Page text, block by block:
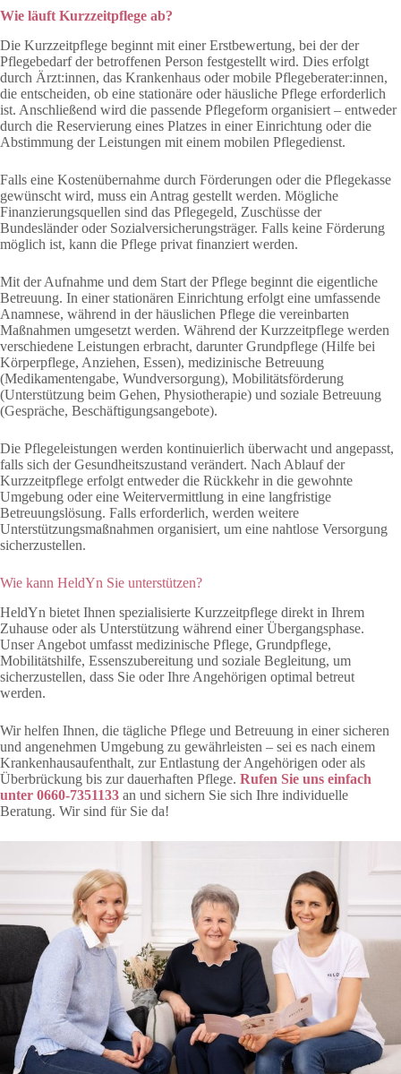
Wie läuft Kurzzeitpflege ab?
Die Kurzzeitpflege beginnt mit einer Erstbewertung, bei der der
Pflegebedarf der betroffenen Person festgestellt wird. Dies erfolgt
durch Ärzt:innen, das Krankenhaus oder mobile Pflegeberater:innen,
die entscheiden, ob eine stationäre oder häusliche Pflege erforderlich
ist. Anschließend wird die passende Pflegeform organisiert – entweder
durch die Reservierung eines Platzes in einer Einrichtung oder die
Abstimmung der Leistungen mit einem mobilen Pflegedienst.
Falls eine Kostenübernahme durch Förderungen oder die Pflegekasse
gewünscht wird, muss ein Antrag gestellt werden. Mögliche
Finanzierungsquellen sind das Pflegegeld, Zuschüsse der
Bundesländer oder Sozialversicherungsträger. Falls keine Förderung
möglich ist, kann die Pflege privat finanziert werden.
Mit der Aufnahme und dem Start der Pflege beginnt die eigentliche
Betreuung. In einer stationären Einrichtung erfolgt eine umfassende
Anamnese, während in der häuslichen Pflege die vereinbarten
Maßnahmen umgesetzt werden. Während der Kurzzeitpflege werden
verschiedene Leistungen erbracht, darunter Grundpflege (Hilfe bei
Körperpflege, Anziehen, Essen), medizinische Betreuung
(Medikamentengabe, Wundversorgung), Mobilitätsförderung
(Unterstützung beim Gehen, Physiotherapie) und soziale Betreuung
(Gespräche, Beschäftigungsangebote).
Die Pflegeleistungen werden kontinuierlich überwacht und angepasst,
falls sich der Gesundheitszustand verändert. Nach Ablauf der
Kurzzeitpflege erfolgt entweder die Rückkehr in die gewohnte
Umgebung oder eine Weitervermittlung in eine langfristige
Betreuungslösung. Falls erforderlich, werden weitere
Unterstützungsmaßnahmen organisiert, um eine nahtlose Versorgung
sicherzustellen.
Wie kann HeldYn Sie unterstützen?
HeldYn bietet Ihnen spezialisierte Kurzzeitpflege direkt in Ihrem
Zuhause oder als Unterstützung während einer Übergangsphase.
Unser Angebot umfasst medizinische Pflege, Grundpflege,
Mobilitätshilfe, Essenszubereitung und soziale Begleitung, um
sicherzustellen, dass Sie oder Ihre Angehörigen optimal betreut
werden.
Wir helfen Ihnen, die tägliche Pflege und Betreuung in einer sicheren
und angenehmen Umgebung zu gewährleisten – sei es nach einem
Krankenhausaufenthalt, zur Entlastung der Angehörigen oder als
Überbrückung bis zur dauerhaften Pflege. Rufen Sie uns einfach
unter 0660-7351133 an und sichern Sie sich Ihre individuelle
Beratung. Wir sind für Sie da!